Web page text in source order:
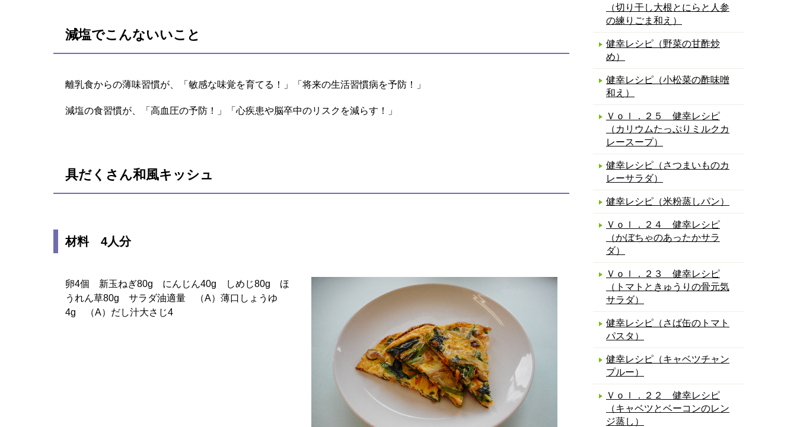
（切り干し大根とにらと人参
の練りごま和え）
健幸レシピ（野菜の甘酢炒
め）
健幸レシピ（小松菜の酢味噌
和え）
Ｖｏｌ．２５ 健幸レシピ
（カリウムたっぷりミルクカ
レースープ）
健幸レシピ（さつまいものカ
レーサラダ）
健幸レシピ（米粉蒸しパン）
Ｖｏｌ．２４ 健幸レシピ
（かぼちゃのあったかサラ
ダ）
Ｖｏｌ．２３ 健幸レシピ
（トマトときゅうりの骨元気
サラダ）
健幸レシピ（さば缶のトマト
パスタ）
健幸レシピ（キャベツチャン
プルー）
Ｖｏｌ．２２ 健幸レシピ
（キャベツとベーコンのレン
ジ蒸し）
減塩でこんないいこと
離乳食からの薄味習慣が、「敏感な味覚を育てる！」「将来の生活習慣病を予防！」
減塩の食習慣が、「高血圧の予防！」「心疾患や脳卒中のリスクを減らす！」
具だくさん和風キッシュ
材料 4人分
卵4個 新玉ねぎ80g にんじん40g しめじ80g ほ
うれん草80g サラダ油適量 （A）薄口しょうゆ
4g （A）だし汁大さじ4